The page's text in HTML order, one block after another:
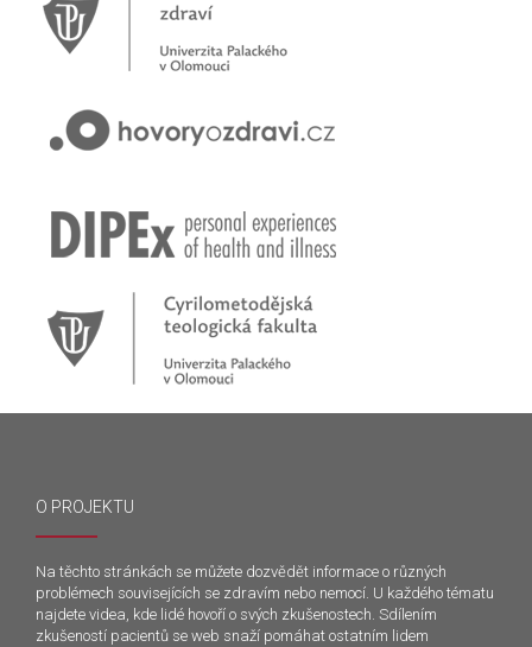
O PROJEKTU
Na těchto stránkách se můžete dozvědět informace o různých
problémech souvisejících se zdravím nebo nemocí. U každého tématu
najdete videa, kde lidé hovoří o svých zkušenostech. Sdílením
zkušeností pacientů se web snaží pomáhat ostatním lidem